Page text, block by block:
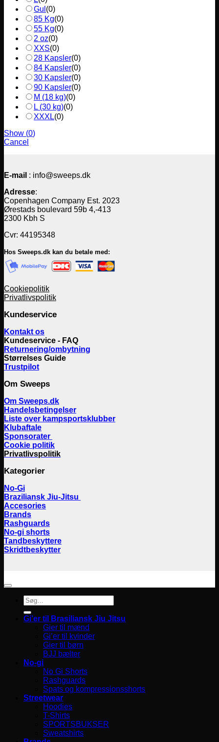
Gul (0)
85 Kg(0)
55 Kg(0)
2 oz(0)
XXS(0)
28 Kapsler(0)
84 Kapsler(0)
30 Kapsler(0)
90 Kapsler(0)
M (18 kg)(0)
L (30 kg)(0)
XXXL(0)
Show (0)
Cancel
E-mail : info@sweeps.dk
Adresse:
Copenhagen Company Est. 2023
Ørestads boulevard 59b 4,-413
2300 Kbh S
Cvr: 44195348
Hos Sweeps.dk kan du betale med:
Cookiepolitik
Privatlivspolitik
Kundeservice
Kontakt os
Kundeservice - FAQ
Returnering/ombytning
Størrelses Guide
Trustpilot
Om Sweeps
Om Sweeps.dk
Handelsbetingelser
Liste over kampsportsklubber
Klubaftale
Sponsorater
Cookie politik
Privatlivspolitik
Kategorier
No-Gi
Braziliansk Jiu-Jitsu
Accesories
Brands
Rashguards
No-gi shorts
Tandbeskyttere
Skridtbeskytter
Søg
efter:
Gi’er til Brasiliansk Jiu Jitsu
Gier til mænd
Gi’er til kvinder
Gier til børn
BJJ bælter
No-gi
No Gi Shorts
Rashguards
Spats og kompressionsshorts
Streetwear
Hoodies
T-Shirts
SPORTSBUKSER
Sweatshirts